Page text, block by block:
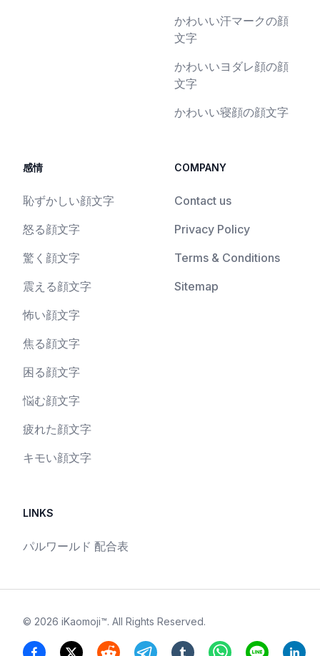
かわいい汗マークの顔
文字
かわいいヨダレ顔の顔
文字
かわいい寝顔の顔文字
感情
恥ずかしい顔文字
怒る顔文字
驚く顔文字
震える顔文字
怖い顔文字
焦る顔文字
困る顔文字
悩む顔文字
疲れた顔文字
キモい顔文字
COMPANY
Contact us
Privacy Policy
Terms & Conditions
Sitemap
LINKS
パルワールド 配合表
© 2026 iKaomoji™. All Rights Reserved.